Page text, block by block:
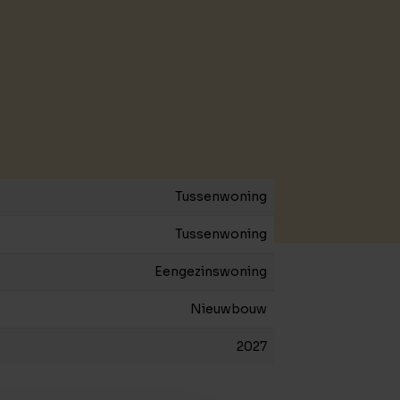
Tussenwoning
Tussenwoning
Eengezinswoning
Nieuwbouw
2027